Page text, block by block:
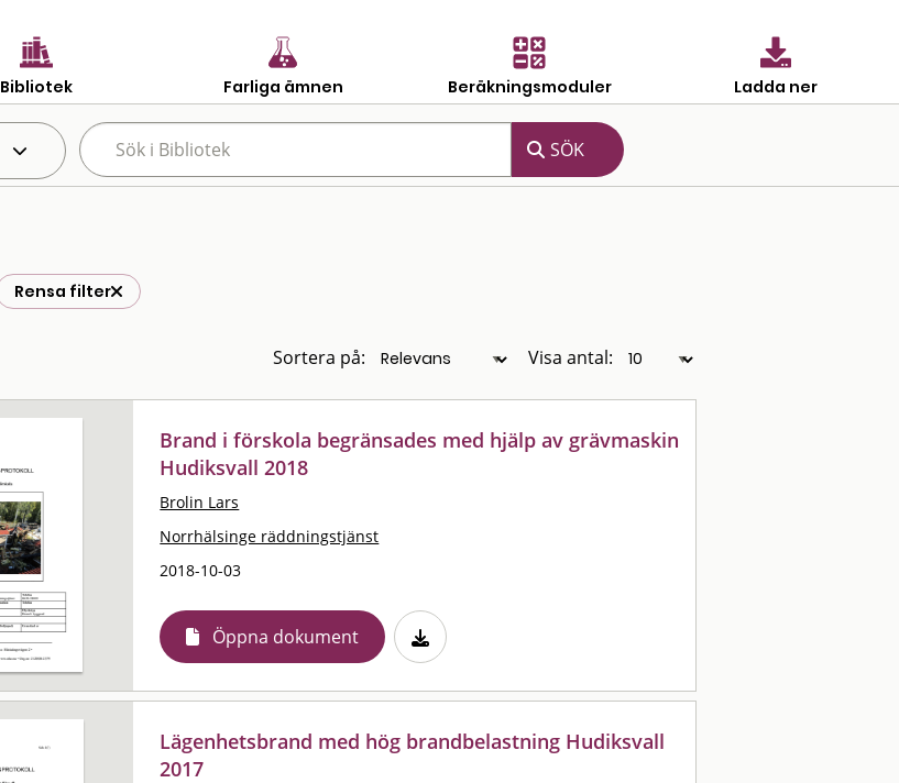
Bibliotek Farliga ämnen Beräkningsmoduler Ladda ner
Rensa filter
Sortera på: Visa antal:
Brand i förskola begränsades med hjälp av grävmaskin
Hudiksvall 2018
Brolin Lars
Norrhälsinge räddningstjänst
2018-10-03
Öppna dokument
Lägenhetsbrand med hög brandbelastning Hudiksvall
2017